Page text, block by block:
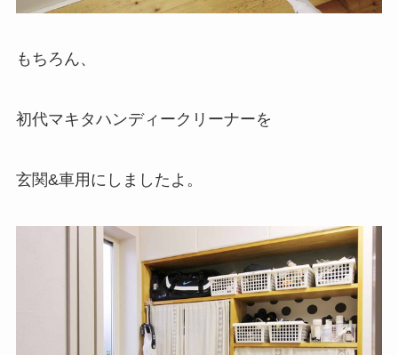
もちろん、
初代マキタハンディークリーナーを
玄関&車用にしましたよ。